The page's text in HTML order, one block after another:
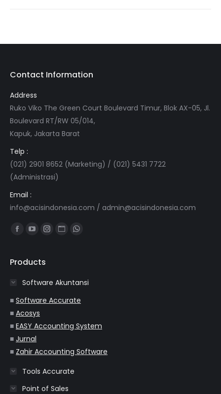
Contact Information
Address
Ruko Viko The Green Court Boulevard Timur, Blok AX-05, Jl.
Boulevard RT/RW 05/014,
Kapuk, Jakarta Barat
Telp :
(021) 2901 8652 (Marketing) / (021) 5431 7722
(Administrasi)
Email :
info@acisindonesia.com / admin@acisindonesia.com
Find us on:
Facebook
opens
new
window
YouTube
opens
new
window
Instagram
new
window
Website
new
window
Whatsapp
new
window
Products
Software Akuntansi
■ Software Accurate
■ Acosys
■ EASY Accounting System
■ Jurnal
■ Zahir Accounting Software
Tools Accurate
Point of Sales